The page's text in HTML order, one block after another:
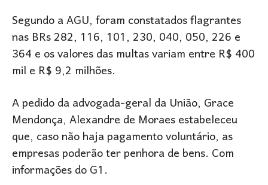
Segundo a AGU, foram constatados flagrantes
nas BRs 282, 116, 101, 230, 040, 050, 226 e
364 e os valores das multas variam entre R$ 400
mil e R$ 9,2 milhões.
A pedido da advogada-geral da União, Grace
Mendonça, Alexandre de Moraes estabeleceu
que, caso não haja pagamento voluntário, as
empresas poderão ter penhora de bens. Com
informações do G1.